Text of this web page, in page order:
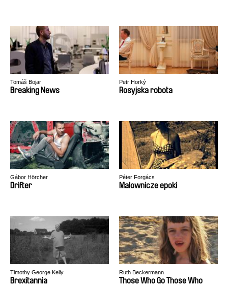
Tomáš Bojar
Breaking News
Petr Horký
Rosyjska robota
Gábor Hörcher
Drifter
Péter Forgács
Malownicze epoki
Timothy George Kelly
Brexitannia
Ruth Beckermann
Those Who Go Those Who